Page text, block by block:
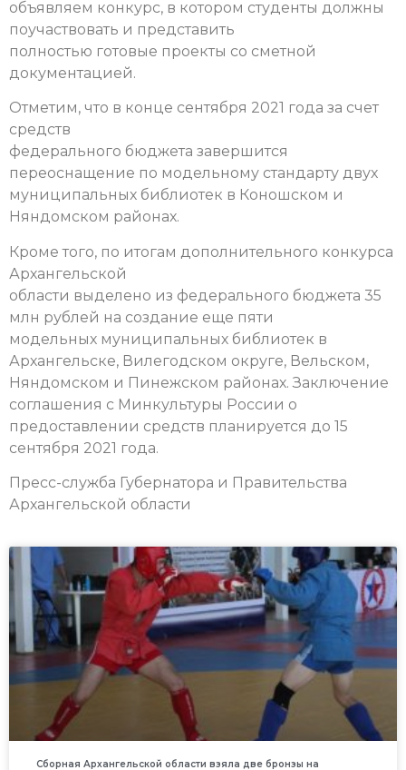
объявляем конкурс, в котором студенты должны
поучаствовать и представить
полностью готовые проекты со сметной
документацией.
Отметим, что в конце сентября 2021 года за счет
средств
федерального бюджета завершится
переоснащение по модельному стандарту двух
муниципальных библиотек в Коношском и
Няндомском районах.
Кроме того, по итогам дополнительного конкурса
Архангельской
области выделено из федерального бюджета 35
млн рублей на создание еще пяти
модельных муниципальных библиотек в
Архангельске, Вилегодском округе, Вельском,
Няндомском и Пинежском районах. Заключение
соглашения с Минкультуры России о
предоставлении средств планируется до 15
сентября 2021 года.
Пресс-служба Губернатора и Правительства
Архангельской области
Сборная Архангельской области взяла две бронзы на